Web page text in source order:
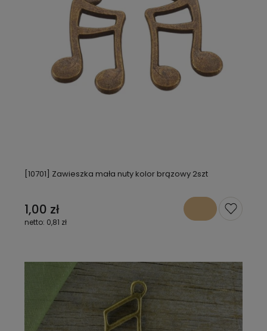
[10701] Zawieszka mała nuty kolor brązowy 2szt
1,00 zł
0,81 zł